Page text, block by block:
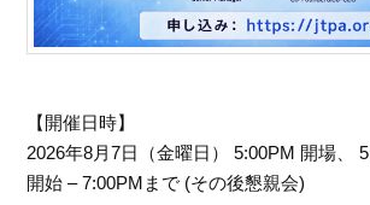
【開催日時】
2026年8月7日（金曜日） 5:00PM 開場、
開始 – 7:00PMまで (その後懇親会)